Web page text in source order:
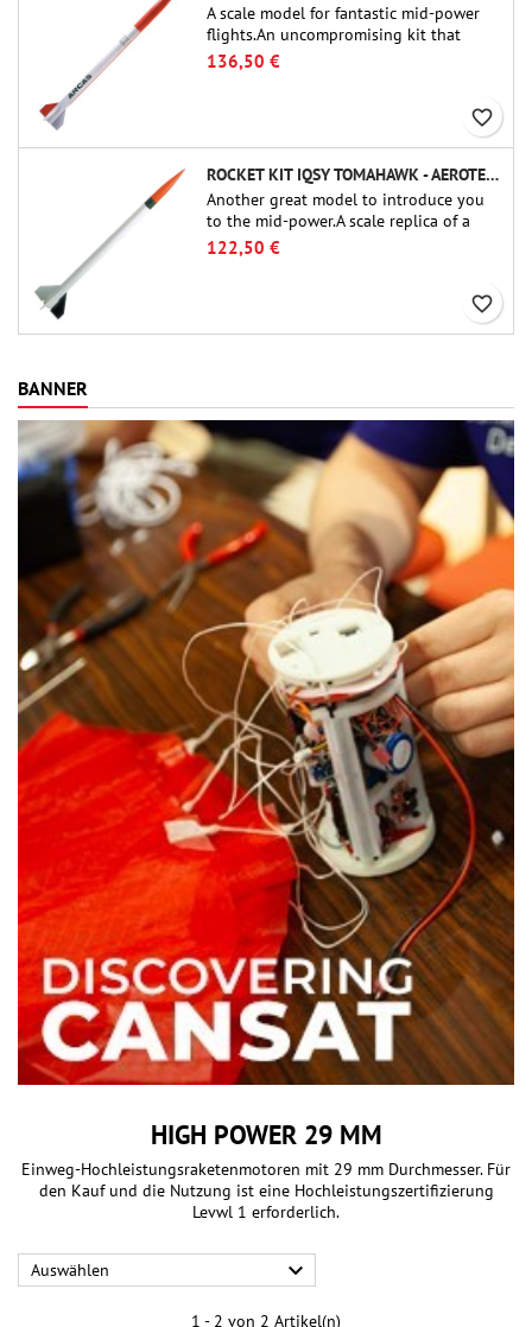
A scale model for fantastic mid-power
flights.An uncompromising kit that
allows you to build a replica of one of
the most famous sounding-rocket ever.
136,50 €
favorite_border
ROCKET KIT IQSY TOMAHAWK - AEROTECH
Another great model to introduce you
to the mid-power.A scale replica of a
famous sounding rocket, small in size
and peefect to move to higher-level kits.
122,50 €
favorite_border
BANNER
HIGH POWER 29 MM
Einweg-Hochleistungsraketenmotoren mit 29 mm Durchmesser. Für
den Kauf und die Nutzung ist eine Hochleistungszertifizierung
Levwl 1 erforderlich.
Auswählen 
1 - 2 von 2 Artikel(n)